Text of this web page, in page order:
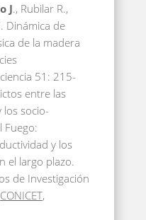
J., Rubilar R.,
Dinámica de
de la madera
51: 215-
entre las
los socio-
Fuego:
y los
el largo plazo.
de Investigación
CONICET,